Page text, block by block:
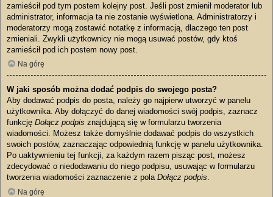
zamieścił pod tym postem kolejny post. Jeśli post zmienił moderator lub
administrator, informacja ta nie zostanie wyświetlona. Administratorzy i
moderatorzy mogą zostawić notatkę z informacją, dlaczego ten post
zmieniali. Zwykli użytkownicy nie mogą usuwać postów, gdy ktoś
zamieścił pod ich postem nowy post.
Na górę
W jaki sposób można dodać podpis do swojego posta?
Aby dodawać podpis do posta, należy go najpierw utworzyć w panelu
użytkownika. Aby dołączyć do danej wiadomości swój podpis, zaznacz
funkcję Dołącz podpis znajdującą się w formularzu tworzenia
wiadomości. Możesz także domyślnie dodawać podpis do wszystkich
swoich postów, zaznaczając odpowiednią funkcję w panelu użytkownika.
Po uaktywnieniu tej funkcji, za każdym razem pisząc post, możesz
zdecydować o niedodawaniu do niego podpisu, usuwając w formularzu
tworzenia wiadomości zaznaczenie z pola Dołącz podpis.
Na górę